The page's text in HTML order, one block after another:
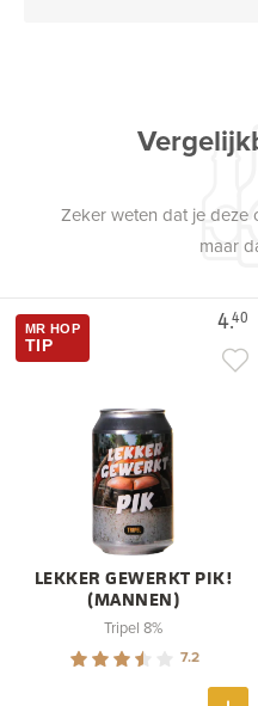
Zeker weten dat je
maar
4.40
MR HOP
TIP
LEKKER GEWERKT PIK!
(MANNEN)
Tripel 8%
7.2